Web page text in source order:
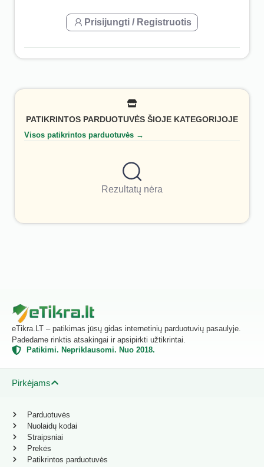
Prisijungti / Registruotis
PATIKRINTOS PARDUOTUVĖS ŠIOJE KATEGORIJOJE
Visos patikrintos parduotuvės →
Rezultatų nėra
eTikra.LT – patikimas jūsų gidas internetinių parduotuvių pasaulyje.
Padedame rinktis atsakingai ir apsipirkti užtikrintai.
Patikimi. Nepriklausomi. Nuo 2018.
Pirkėjams
Parduotuvės
Nuolaidų kodai
Straipsniai
Prekės
Patikrintos parduotuvės